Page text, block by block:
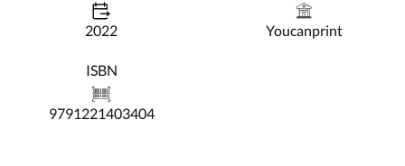
2022 Youcanprint
ISBN
9791221403404